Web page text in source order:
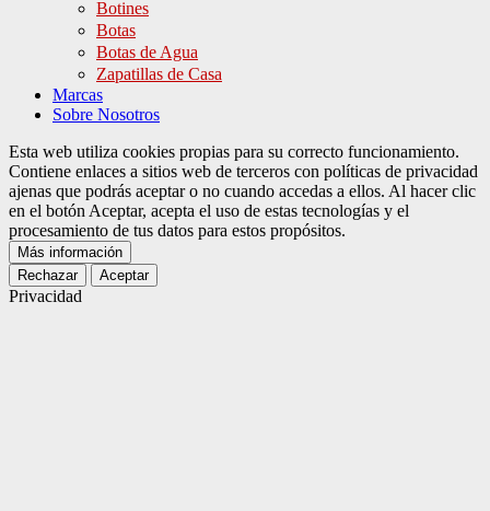
Botines
Botas
Botas de Agua
Zapatillas de Casa
Marcas
Sobre Nosotros
Esta web utiliza cookies propias para su correcto funcionamiento.
Contiene enlaces a sitios web de terceros con políticas de privacidad
ajenas que podrás aceptar o no cuando accedas a ellos. Al hacer clic
en el botón Aceptar, acepta el uso de estas tecnologías y el
procesamiento de tus datos para estos propósitos.
Más información
Rechazar
Aceptar
Privacidad